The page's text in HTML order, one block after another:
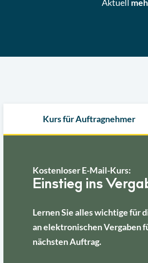
Aktuell
Kurs für Auftragnehmer
Kostenloser E-Mail-Kurs:
Einstieg ins
Lernen Sie alles wichtige für
an elektronischen Vergaben
nächsten Auftrag.